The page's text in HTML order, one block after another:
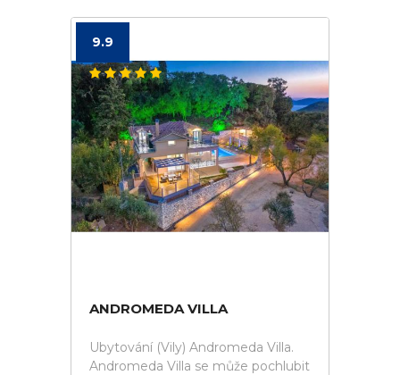
9.9
ANDROMEDA VILLA
Ubytování (Vily) Andromeda Villa.
Andromeda Villa se může pochlubit